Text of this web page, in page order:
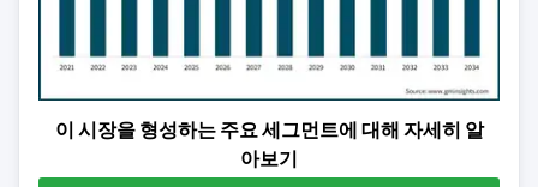
이 시장을 형성하는 주요 세그먼트에 대해 자세히 알
아보기